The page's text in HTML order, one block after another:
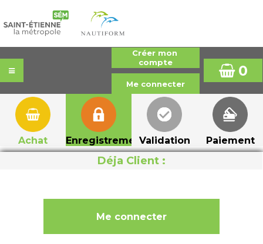
0
Achat EnregistrementValidation Paiement
Déja Client :